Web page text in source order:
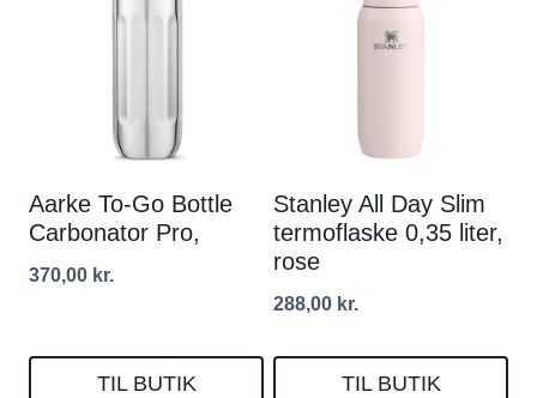
Aarke To-Go Bottle
Carbonator Pro,
370,00 kr.
TIL BUTIK
Stanley All Day Slim
termoflaske 0,35 liter,
rose
288,00 kr.
TIL BUTIK